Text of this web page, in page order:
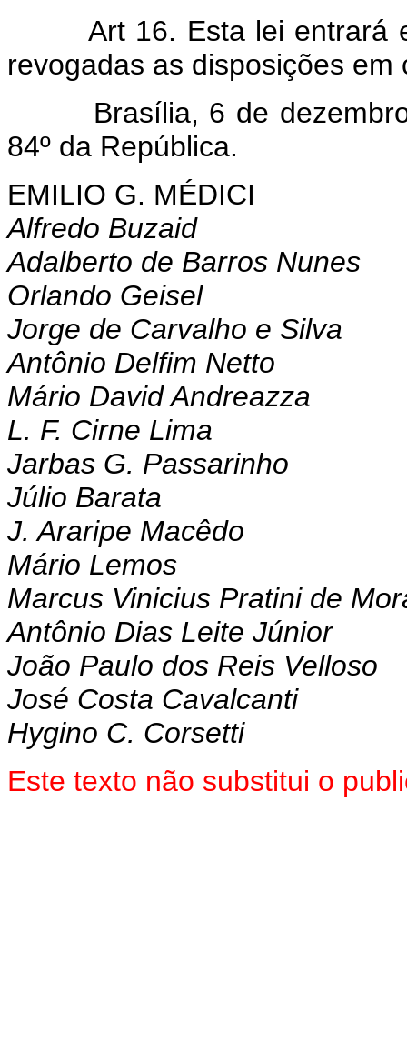
Art 16. Esta lei entrará
revogadas as disposições em
Brasília, 6 de dezembro
84º da República.
EMILIO G. MÉDICI
Alfredo Buzaid
Adalberto de Barros Nunes
Orlando Geisel
Jorge de Carvalho e Silva
Antônio Delfim Netto
Mário David Andreazza
L. F. Cirne Lima
Jarbas G. Passarinho
Júlio Barata
J. Araripe Macêdo
Mário Lemos
Marcus Vinicius Pratini de
Antônio Dias Leite Júnior
João Paulo dos Reis Velloso
José Costa Cavalcanti
Hygino C. Corsetti
Este texto não substitui o